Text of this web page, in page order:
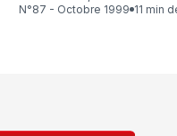
N°87 - Octobre 1999
11 min